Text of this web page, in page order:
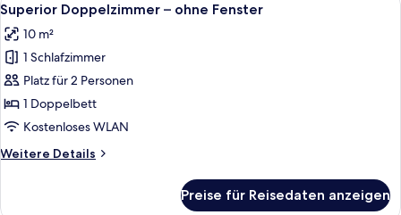
Doppelbett
Fotos
für
Superior
Doppelzimmer
–
ohne
anzeigen
14
Superior Doppelzimmer – ohne Fenster
10 m²
1 Schlafzimmer
Platz für 2 Personen
1 Doppelbett
Kostenloses WLAN
Weitere Details
Weitere
Preise für Reisedaten anzeigen